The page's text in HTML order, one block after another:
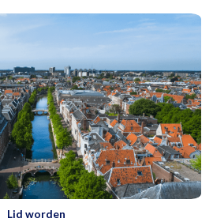
Lid worden